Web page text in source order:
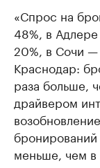
«Спрос на
48%, в
20%, в Сочи —
Краснодар:
раза больше,
драйвером
бронирований
меньше, чем